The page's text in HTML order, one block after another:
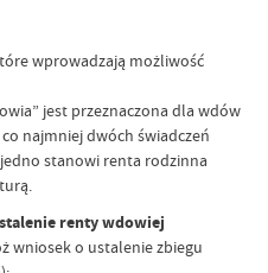
wprowadzają możliwość
jest przeznaczona dla wdów
najmniej dwóch świadczeń
stanowi renta rodzinna
renty wdowiej
wniosek o ustalenie zbiegu